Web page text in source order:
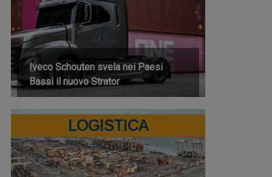
Iveco Schouten svela nei Paesi
Bassi il nuovo Strator
LOGISTICA